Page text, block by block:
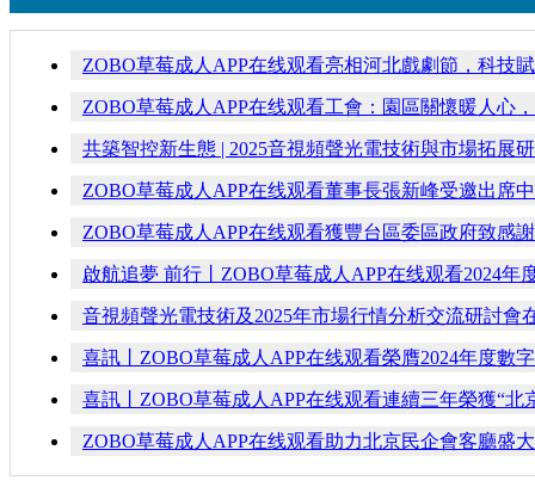
ZOBO草莓成人APP在线观看亮相河北戲劇節，科技
ZOBO草莓成人APP在线观看工會：園區關懷暖人心
共築智控新生態 | 2025音視頻聲光電技術與市場拓展
ZOBO草莓成人APP在线观看董事長張新峰受邀出席
ZOBO草莓成人APP在线观看獲豐台區委區政府致感
啟航追夢 前行丨ZOBO草莓成人APP在线观看2024年
音視頻聲光電技術及2025年市場行情分析交流研討會
喜訊丨ZOBO草莓成人APP在线观看榮膺2024年度數
喜訊丨ZOBO草莓成人APP在线观看連續三年榮獲“
ZOBO草莓成人APP在线观看助力北京民企會客廳盛